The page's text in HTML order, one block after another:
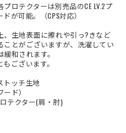
ロテクターは別売品のCE LV.2プ
が可能。（CPS対応）
生地表面に擦れや引っ?きなど
ことがございますが、洗濯してい
和されます。
ございます。
トッチ生地
ド）
テクター(肩・肘)